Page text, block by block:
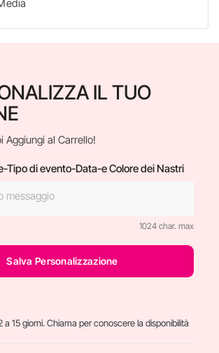
IL TUO
Aggiungi al Carrello!
Tipo di evento-Data-e Colore dei Nastri
1024 char. max
Salva Personalizzazione
a 15 giorni. Chiama per conoscere la disponibilità